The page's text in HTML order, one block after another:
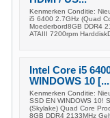
Kenmerken Conditie:
i5 6400 2.7GHz (Quad
Moederbord8GB DDR4
ATAIII 7200rpm
Intel Core i5
WINDOWS 10 [...
Kenmerken Conditie:
SSD EN WINDOWS 10!
(Skylake) Quad Core
8GB DDR4 2133MHz